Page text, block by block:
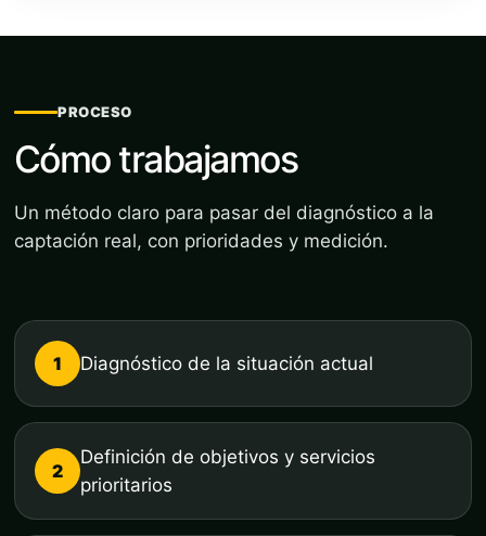
PROCESO
Cómo trabajamos
Un método claro para pasar del diagnóstico a la
captación real, con prioridades y medición.
1 Diagnóstico de la situación actual
2
Definición de objetivos y servicios
prioritarios